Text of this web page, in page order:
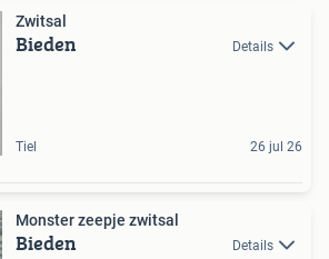
Zwitsal
Bieden Details
Tiel 26 jul 26
Monster zeepje zwitsal
Bieden Details